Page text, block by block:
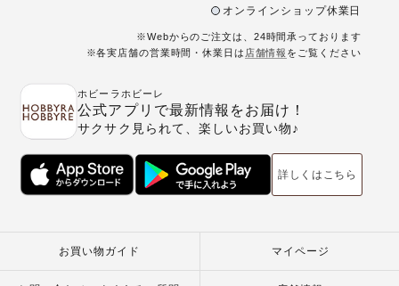
オンラインショップ休業日
※Webからのご注文は、24時間承っております
※各実店舗の営業時間・休業日は 店舗情報 をご覧ください
ホビーラホビーレ
公式アプリで最新情報をお届け！
サクサク見られて、楽しいお買い物♪
詳しくはこちら
お買い物ガイド マイページ